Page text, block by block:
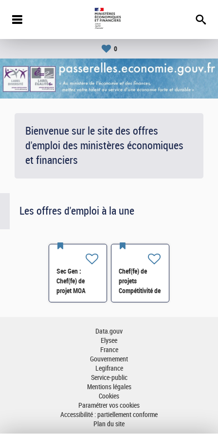
0
Bienvenue sur le site des offres
d'emploi des ministères économiques
et financiers
Les offres d'emploi à la une
Sec Gen :
Chef(fe) de
projet MOA
Innovation
Chef(fe) de
projets
Compétitivité de
l'énergie-SI-
Data.gouv
Elysee
France
Gouvernement
Legifrance
Service-public
Mentions légales
Cookies
Paramétrer vos cookies
Accessibilité : partiellement conforme
Plan du site